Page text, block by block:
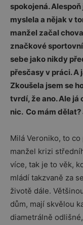
spokojená.
myslela a nějak v
manžel začal
značkové
sebe jako nikdy
přesčasy v práci. A
Zkoušela jsem se
tvrdí, že ano. Ale já
nic. Co mám
Milá Veroniko, to
manžel krizi
více, tak je to věk,
mládí takzvaně za
životě dále.
dům, mají skvělou
diametrálně